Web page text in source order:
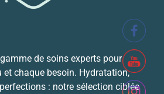
de soins experts pour
et chaque besoin. Hydratation,
: notre sélection ciblée